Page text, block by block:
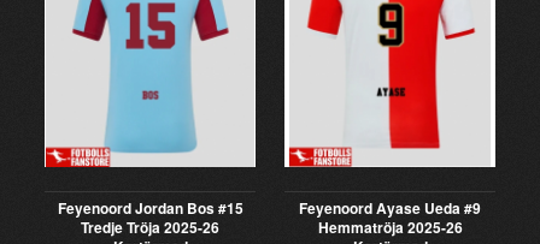
Feyenoord Jordan Bos #15
Tredje Tröja 2025-26
Feyenoord Ayase Ueda #9
Hemmatröja 2025-26